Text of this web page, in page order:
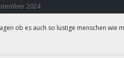
2024
ob es auch so lustige menschen wie